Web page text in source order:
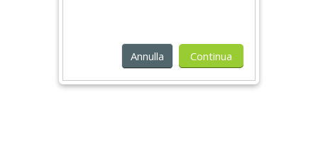
Annulla Continua